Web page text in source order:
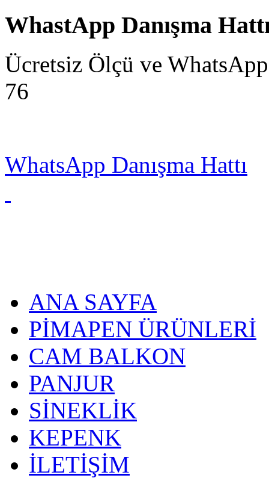
WhastApp Danışma
Ücretsiz Ölçü ve
76
WhatsApp Danışma Hattı
ANA SAYFA
PİMAPEN ÜRÜNLERİ
CAM BALKON
PANJUR
SİNEKLİK
KEPENK
İLETİŞİM